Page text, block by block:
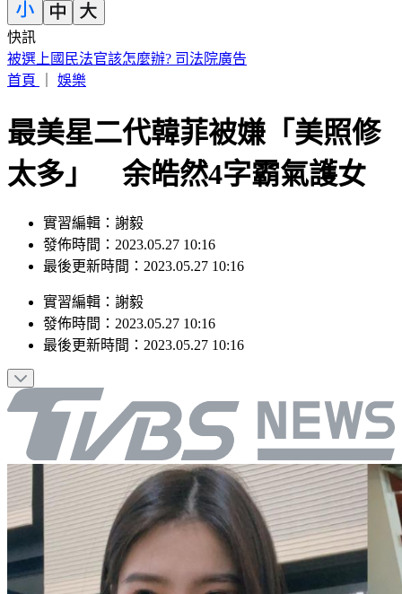
快訊
快訊／財神爺不在家 威力彩頭獎、二獎雙槓龜
首頁
娛樂
最美星二代韓菲被嫌「美照修
太多」 余皓然4字霸氣護女
實習編輯：謝毅
發佈時間：2023.05.27 10:16
最後更新時間：2023.05.27 10:16
實習編輯 ： 謝毅
發佈時間： 2023.05.27 10:16
最後更新時間： 2023.05.27 10:16